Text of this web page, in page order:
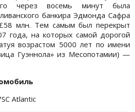
через восемь минут была
банкира Эдмонда Сафра
млн. Тем самым был перекрыт
года, на которых самой дорогой
возрастом 5000 лет по имени
Гуэннола» из Месопотамии) —
Atlantic